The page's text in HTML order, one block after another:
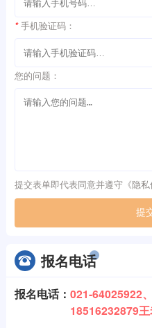
* 手机验证码：
您的问题：
提交表单即代表同意并遵守《隐
提
报名电话
报名电话： 021-64025922
18516232879